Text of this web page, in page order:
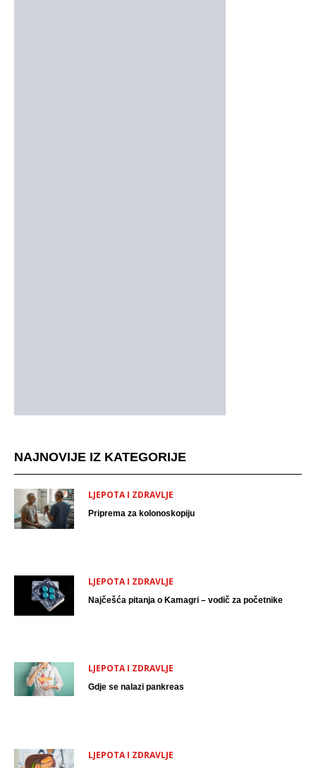
NAJNOVIJE IZ KATEGORIJE
LJEPOTA I ZDRAVLJE
Priprema za kolonoskopiju
LJEPOTA I ZDRAVLJE
Najčešća pitanja o Kamagri – vodič za početnike
LJEPOTA I ZDRAVLJE
Gdje se nalazi pankreas
LJEPOTA I ZDRAVLJE